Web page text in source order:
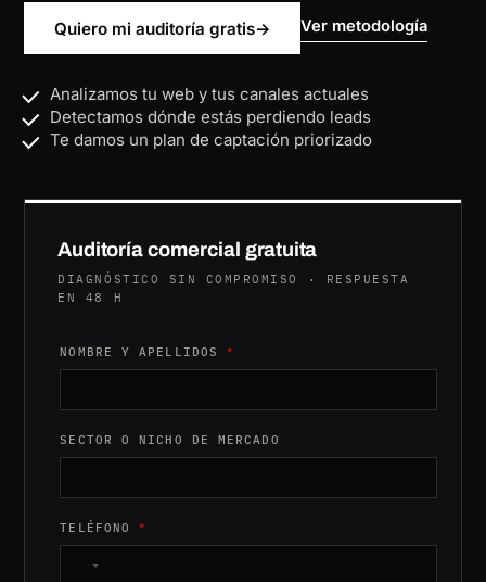
Quiero mi auditoría gratis→ Ver metodología
Analizamos tu web y tus canales actuales
Detectamos dónde estás perdiendo leads
Te damos un plan de captación priorizado
Auditoría comercial gratuita
DIAGNÓSTICO SIN COMPROMISO · RESPUESTA
EN 48 H
NOMBRE Y APELLIDOS*
SECTOR O NICHO DE MERCADO
TELÉFONO*